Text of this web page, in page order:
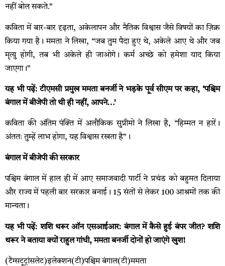
नहीं बोल सकते.”
कविता में बार-बार दृढ़ता, अकेलापन और नैतिक विश्वास जैसे विषयों का ज़िक्र
किया गया है। ममता ने लिखा, “जब तुम पैदा हुए थे, अकेले आए थे और जब
मृत्यु होगी, तब भी अकेले ही जाओगे। कर्म अच्छे को हमेशा याद किया
जाएगा।”
यह भी पढ़ें: टीएमसी प्रमुख ममता बनर्जी ने भड़के पूर्व सीएम पर कहा, ‘पश्चिम
बंगाल में बीजेपी तो थी ही नहीं, आपने…’
कविता की अंतिम पंक्ति में अलौकिक सुप्रीमो ने लिखा है, “हिम्मत न हारें।
अंततः तुम्हें लाभ होगा, यह विश्वास रखता है”।
बंगाल में बीजेपी की सरकार
पश्चिम बंगाल में हाल ही में आए समाजवादी पार्टी ने प्रचंड को बहुमत दिलाया
और राज्य में पहली बार सरकार बनाई। 15 संतों से लेकर 100 आश्रमों तक की
मान्यता।
यह भी पढ़ें: शशि थरूर ऑन एसआईआर: बंगाल में कैसे हुई बंपर जीत? शशि
थरूर ने बताया क्यों राहुल गांधी, ममता बनर्जी दोनों हो जाएंगे खुश!
(टैग्सटूट्रांसलेट)इलेक्शन(टी)पश्चिम बंगाल(टी)ममता